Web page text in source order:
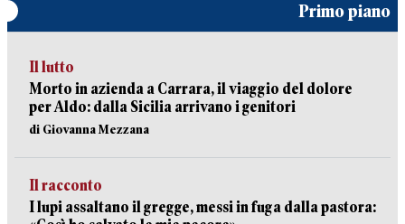
Primo piano
Il lutto
Morto in azienda a Carrara, il viaggio del dolore
per Aldo: dalla Sicilia arrivano i genitori
di Giovanna Mezzana
Il racconto
I lupi assaltano il gregge, messi in fuga dalla pastora: